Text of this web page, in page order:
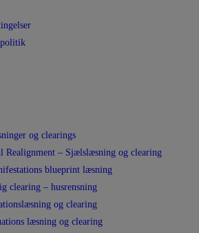
og clearings
Realignment – Sjælslæsning og clearing
blueprint læsning
clearing – husrensning
og clearing
læsning og clearing